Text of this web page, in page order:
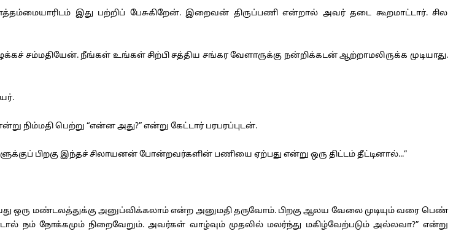
இது பற்றிப் பேசுகிறேன். இறைவன் திருப்பணி என்றால் அவர் தடை கூறமாட்டார். சில
நீங்கள் உங்கள் சிற்பி சத்திய சங்கர வேளாருக்கு நன்றிக்கடன் ஆற்றாமலிருக்க முடியாது.
நிம்மதி பெற்று “என்ன அது?” என்று கேட்டார் பரபரப்புடன்.
பிறகு இந்தச் சிலாயனன் போன்றவர்களின் பணியை ஏற்பது என்று ஒரு திட்டம் தீட்டினால்...”
ஒரு மண்டலத்துக்கு அனுப்விக்கலாம் என்ற அனுமதி தருவோம். பிறகு ஆலய வேலை முடியும் வரை பெண்
நம் நோக்கமும் நிறைவேறும். அவர்கள் வாழ்வும் முதலில் மலர்ந்து மகிழ்வேற்படும் அல்லவா?” என்று